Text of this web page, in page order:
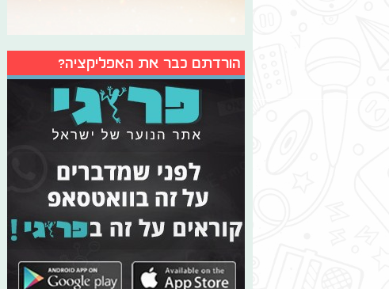
הורדתם כבר את האפליקציה?